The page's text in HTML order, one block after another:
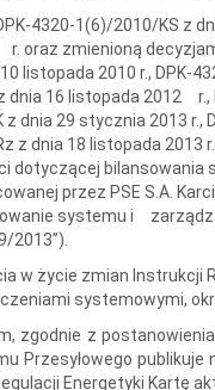
4320-1(6)/2010/KS z
oraz zmienioną
listopada 2010 r., DPK-
dnia 16 listopada 2012 r.,
z dnia 29 stycznia 2013
z dnia 18 listopada 2013
dotyczącej
przez PSE S.A.
systemu i
w życie zmian Instrukcji
systemowymi,
zgodnie z
Przesyłowego
Energetyki Kartę